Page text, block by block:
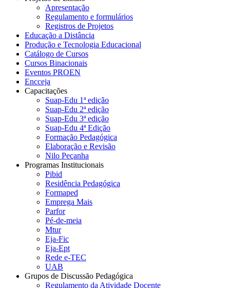
Apresentação
Regulamento e formulários
Registros de Projetos
Educação a Distância
Produção e Tecnologia Educacional
Catálogo de Cursos
Cursos Binacionais
Eventos PROEN
Encceja
Capacitações
Suap-Edu 1ª edição
Suap-Edu 2ª edição
Suap-Edu 3ª edição
Suap-Edu 4ª Edição
Formação Pedagógica
Elaboração e Revisão
Nilo Peçanha
Programas Institucionais
Pibid
Residência Pedagógica
Formaped
Emprega Mais
Parfor
Pé-de-meia
Mtur
Eja-Fic
Eja-Ept
Rede e-TEC
UAB
Grupos de Discussão Pedagógica
Regulamento da Atividade Docente